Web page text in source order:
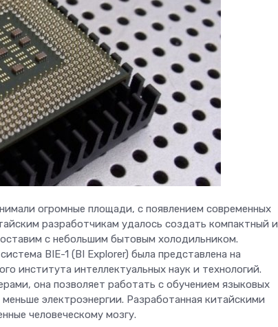
огромные площади, с появлением современных
разработчикам удалось создать компактный и
с небольшим бытовым холодильником.
BIE-1 (BI Explorer) была представлена на
института интеллектуальных наук и технологий.
она позволяет работать с обучением языковых
электроэнергии. Разработанная китайскими
человеческому мозгу.